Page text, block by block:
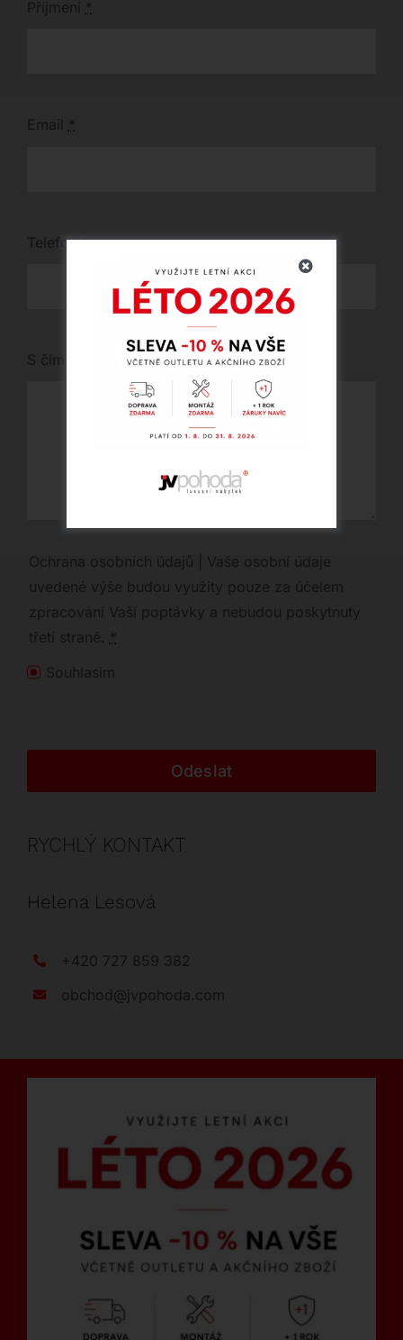
Příjmení *
Email *
Telefon*
S čím vám můžeme pomoci?
Ochrana osobních údajů | Vaše osobní údaje
uvedené výše budou využity pouze za účelem
zpracování Vaší poptávky a nebudou poskytnuty
třetí straně. *
Souhlasím
Odeslat
RYCHLÝ KONTAKT
Helena Lesová
+420 727 859 382
obchod@jvpohoda.com